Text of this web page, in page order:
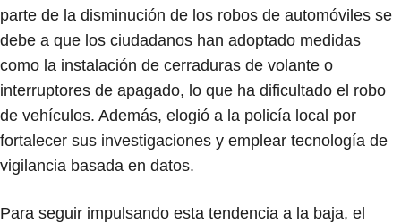
parte de la disminución de los robos de automóviles se
debe a que los ciudadanos han adoptado medidas
como la instalación de cerraduras de volante o
interruptores de apagado, lo que ha dificultado el robo
de vehículos. Además, elogió a la policía local por
fortalecer sus investigaciones y emplear tecnología de
vigilancia basada en datos.
Para seguir impulsando esta tendencia a la baja, el